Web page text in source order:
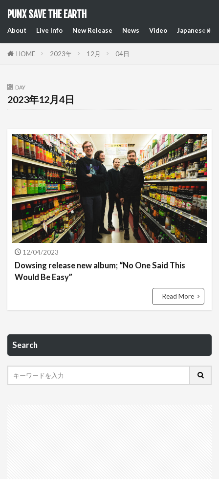
PUNX SAVE THE EARTH
About Live Info New Release News Video Japanese
HOME 2023年 12月 04日
DAY
2023年12月4日
12/04/2023
Dowsing release new album; “No One Said This
Would Be Easy”
Read More
Search